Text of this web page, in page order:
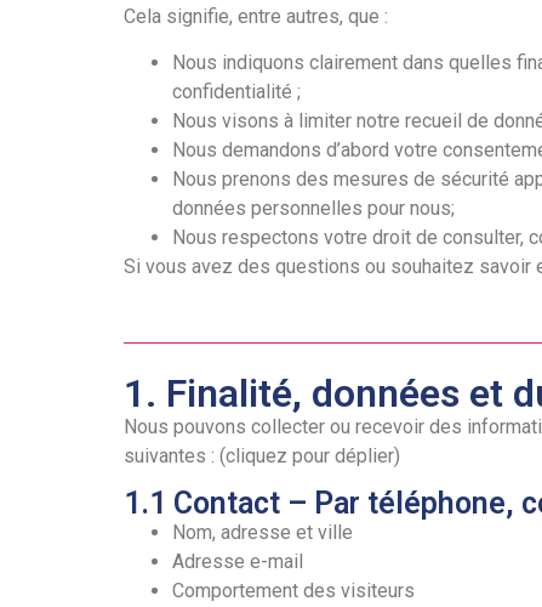
Cela signifie, entre autres, que :
Nous indiquons clairement dans quelles
confidentialité ;
Nous visons à limiter notre recueil de
Nous demandons d’abord votre
Nous prenons des mesures de sécurité
données personnelles pour nous;
Nous respectons votre droit de consulter,
Si vous avez des questions ou souhaitez savoir
1. Finalité, données et
Nous pouvons collecter ou recevoir des
suivantes : (cliquez pour déplier)
1.1 Contact – Par téléphone,
Nom, adresse et ville
Adresse e-mail
Comportement des visiteurs